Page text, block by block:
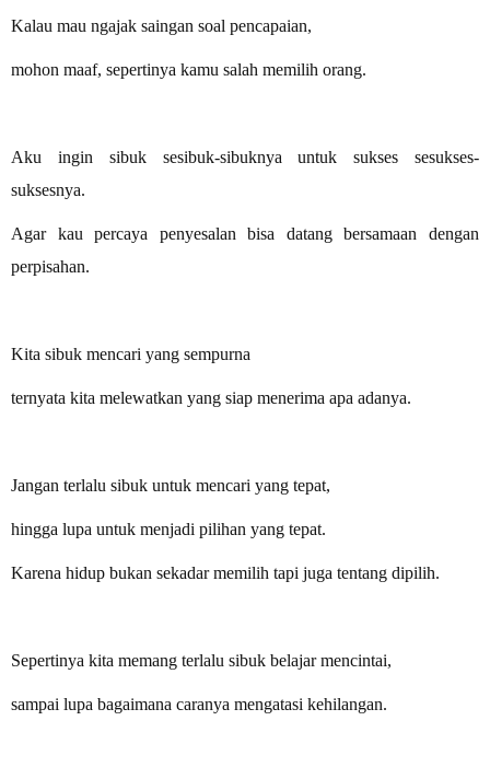
Kalau mau ngajak saingan soal pencapaian,
mohon maaf, sepertinya kamu salah memilih orang.
Aku ingin sibuk sesibuk-sibuknya untuk sukses sesukses-
suksesnya.
Agar kau percaya penyesalan bisa datang bersamaan dengan
perpisahan.
Kita sibuk mencari yang sempurna
ternyata kita melewatkan yang siap menerima apa adanya.
Jangan terlalu sibuk untuk mencari yang tepat,
hingga lupa untuk menjadi pilihan yang tepat.
Karena hidup bukan sekadar memilih tapi juga tentang dipilih.
Sepertinya kita memang terlalu sibuk belajar mencintai,
sampai lupa bagaimana caranya mengatasi kehilangan.